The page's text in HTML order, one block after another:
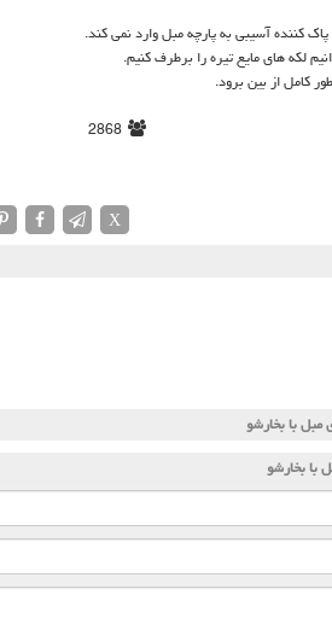
کننده آسیبی به پارچه مبل وارد نمی کند.
لکه های مایع تیره را برطرف کنیم.
کامل از بین برود.
2868
X
با بخارشو
بخارشو